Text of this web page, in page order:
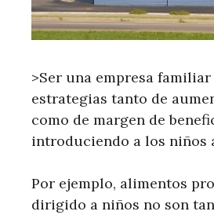
>Ser una empresa
estrategias tanto de
como de margen de
introduciendo a los niños
Por ejemplo, alimentos
dirigido a niños no son